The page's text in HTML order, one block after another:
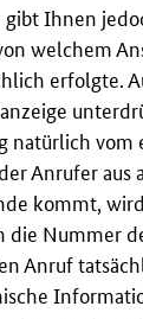
Ihnen
welchem
erfolgte.
natürlich vom
Anrufer aus
kommt,
die Nummer
Anruf